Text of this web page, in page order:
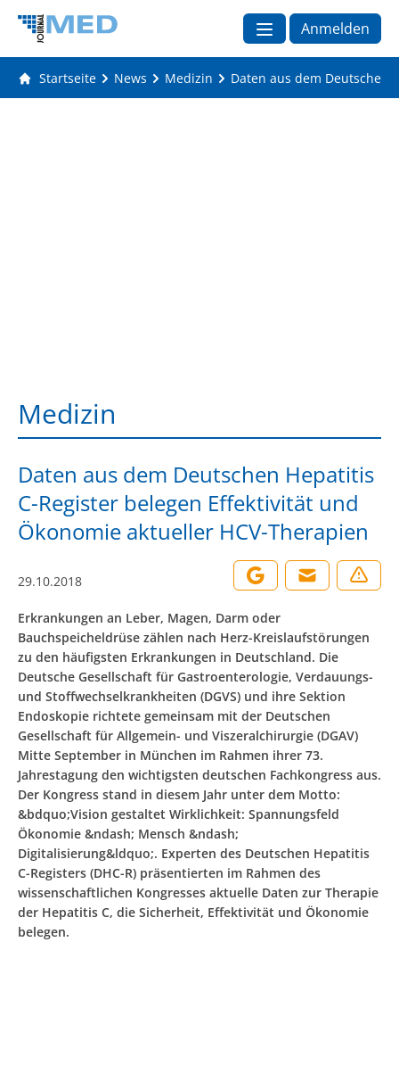
Anmelden
Startseite News Medizin Daten aus dem Deutschen
Medizin
Daten aus dem Deutschen Hepatitis
C-Register belegen Effektivität und
Ökonomie aktueller HCV-Therapien
29.10.2018
Erkrankungen an Leber, Magen, Darm oder
Bauchspeicheldrüse zählen nach Herz-Kreislaufstörungen
zu den häufigsten Erkrankungen in Deutschland. Die
Deutsche Gesellschaft für Gastroenterologie, Verdauungs-
und Stoffwechselkrankheiten (DGVS) und ihre Sektion
Endoskopie richtete gemeinsam mit der Deutschen
Gesellschaft für Allgemein- und Viszeralchirurgie (DGAV)
Mitte September in München im Rahmen ihrer 73.
Jahrestagung den wichtigsten deutschen Fachkongress aus.
Der Kongress stand in diesem Jahr unter dem Motto:
&bdquo;Vision gestaltet Wirklichkeit: Spannungsfeld
Ökonomie &ndash; Mensch &ndash;
Digitalisierung&ldquo;. Experten des Deutschen Hepatitis
C-Registers (DHC-R) präsentierten im Rahmen des
wissenschaftlichen Kongresses aktuelle Daten zur Therapie
der Hepatitis C, die Sicherheit, Effektivität und Ökonomie
belegen.